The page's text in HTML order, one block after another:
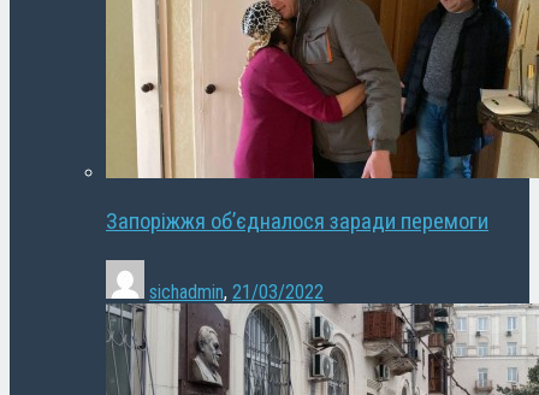
Запоріжжя об’єдналося заради перемоги
sichadmin, 21/03/2022